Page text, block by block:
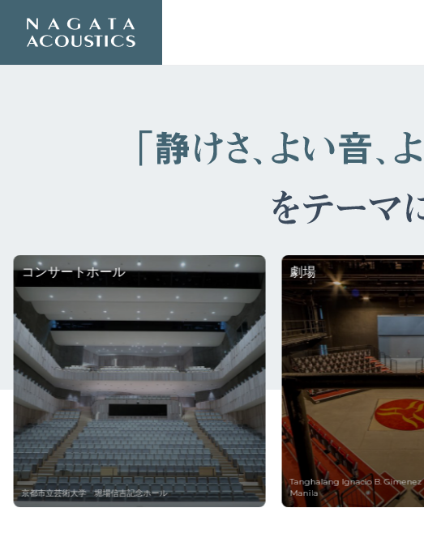
Tanghalang Ignacio B. Gimenez (CCP Black Box Theater) /
Manila
劇場
ぴあアリーナMM
スポーツ施設・大空間